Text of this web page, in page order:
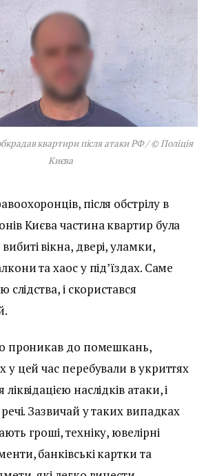
квартири після атаки РФ / © Поліція
Києва
після обстрілу в
Києва частина квартир була
вікна, двері, уламки,
та хаос у під’їздах. Саме
слідства, і скористався
проникав до помешкань,
у цей час перебували в укриттях
наслідків атаки, і
Зазвичай у таких випадках
гроші, техніку, ювелірні
банківські картки та